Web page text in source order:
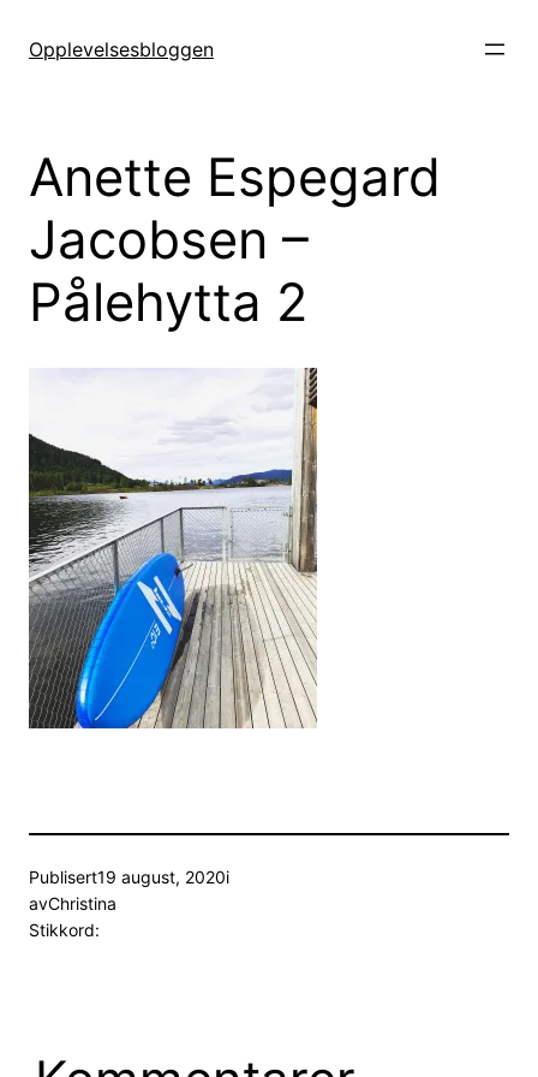
Opplevelsesbloggen
Anette Espegard
Jacobsen –
Pålehytta 2
Publisert19 august, 2020i
avChristina
Stikkord: